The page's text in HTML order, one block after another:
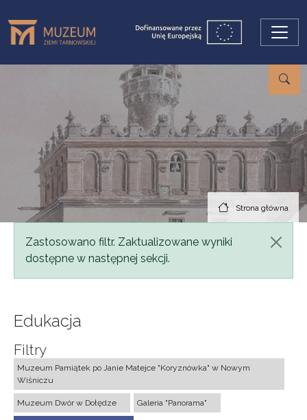
Strona główna
Komunikat
Zastosowano filtr. Zaktualizowane wyniki
dostępne w następnej sekcji.
Edukacja
Filtry
Muzeum Pamiątek po Janie Matejce "Koryznówka" w Nowym
Wiśniczu
Muzeum Dwór w Dołędze Galeria "Panorama"